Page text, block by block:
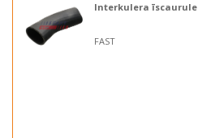
Interkulera īscaurule
FAST